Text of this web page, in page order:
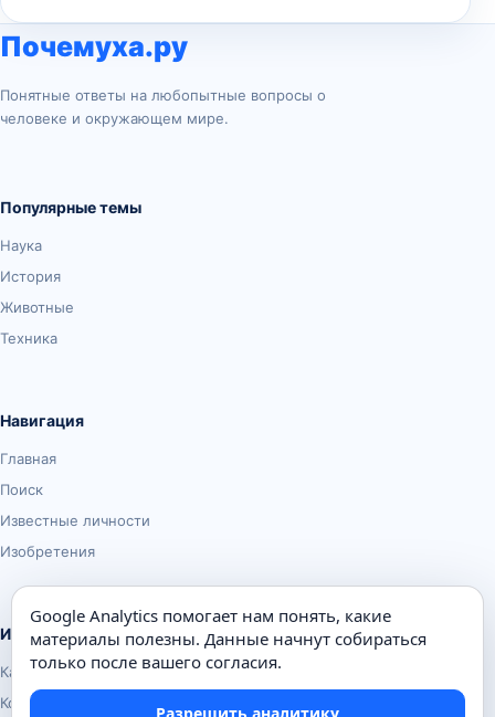
Почемуха.ру
Понятные ответы на любопытные вопросы о
человеке и окружающем мире.
Популярные темы
Наука
История
Животные
Техника
Навигация
Главная
Поиск
Известные личности
Изобретения
Информация
Карта сайта
Контакты
Google Analytics помогает нам понять, какие
материалы полезны. Данные начнут собираться
только после вашего согласия.
Разрешить аналитику